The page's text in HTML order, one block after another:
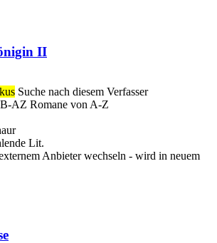
II
Suche nach diesem Verfasser
B-AZ Romane von A-Z
Lit.
Anbieter wechseln - wird in neuem